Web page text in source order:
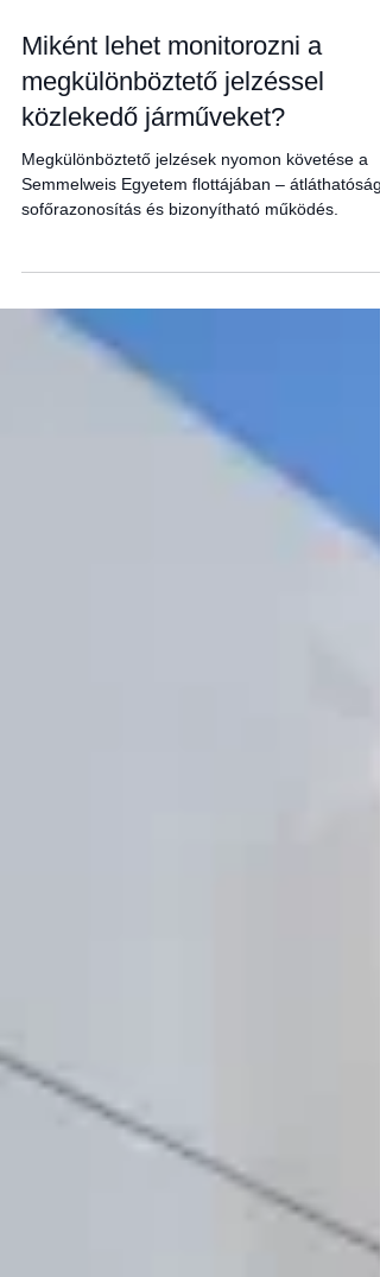
2025. szept. 24. 2 perc olvasás
Miként lehet monitorozni a
megkülönböztető jelzéssel
közlekedő járműveket?
sofőrazonosítás és bizonyítható működés.